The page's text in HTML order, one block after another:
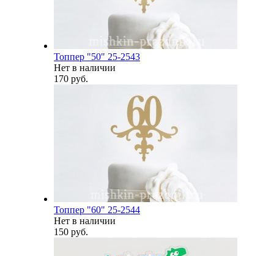
Топпер "50" 25-2543
Нет в наличии
170 руб.
Топпер "60" 25-2544
Нет в наличии
150 руб.